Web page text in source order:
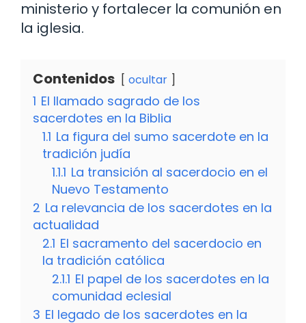
ministerio y fortalecer la comunión en
la iglesia.
Contenidos ocultar
1 El llamado sagrado de los
sacerdotes en la Biblia
1.1 La figura del sumo sacerdote en la
tradición judía
1.1.1 La transición al sacerdocio en el
Nuevo Testamento
2 La relevancia de los sacerdotes en la
actualidad
2.1 El sacramento del sacerdocio en
la tradición católica
2.1.1 El papel de los sacerdotes en la
comunidad eclesial
3 El legado de los sacerdotes en la